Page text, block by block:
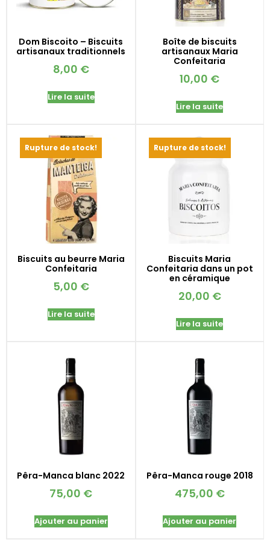
Dom Biscoito – Biscuits
artisanaux traditionnels
8,00 €
Lire la suite
Boîte de biscuits
artisanaux Maria
Confeitaria
10,00 €
Lire la suite
Rupture de stock!
Biscuits au beurre Maria
Confeitaria
5,00 €
Lire la suite
Rupture de stock!
Biscuits Maria
Confeitaria dans un pot
en céramique
20,00 €
Lire la suite
Pêra-Manca blanc 2022
75,00 €
Ajouter au panier
Pêra-Manca rouge 2018
475,00 €
Ajouter au panier